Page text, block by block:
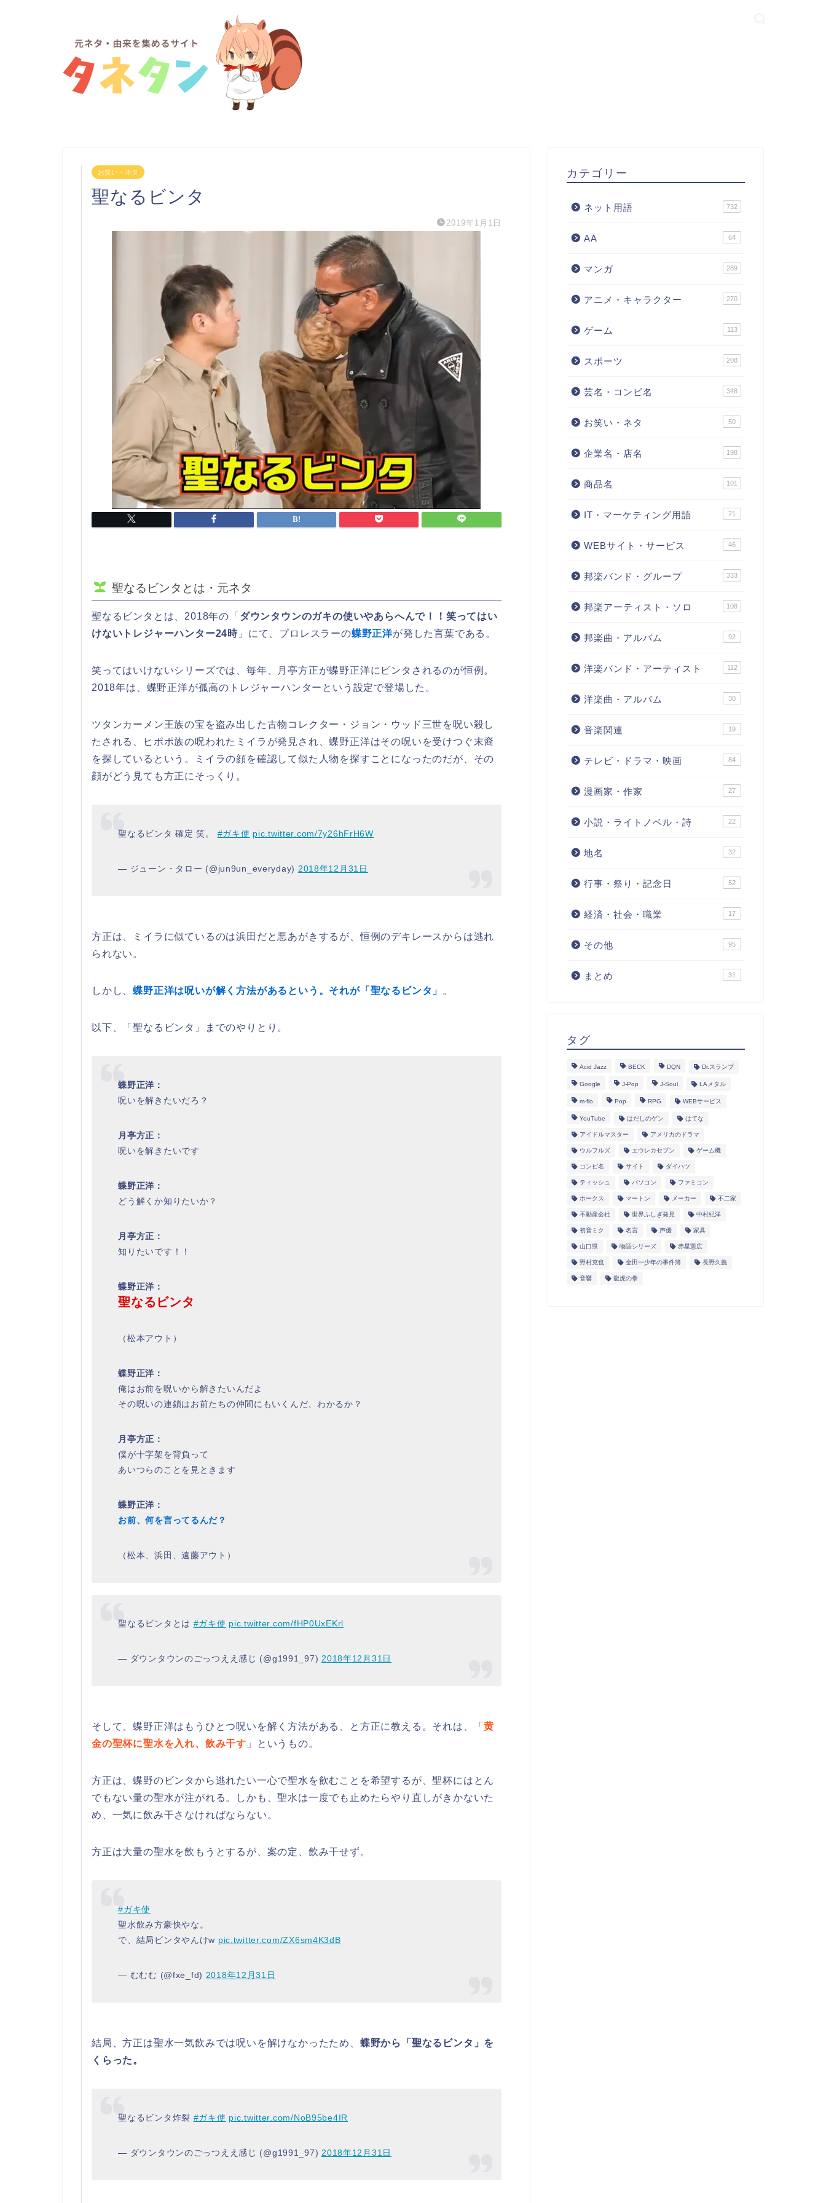
お笑い・ネタ
聖なるビンタ
2019年1月1日
聖なるビンタとは・元ネタ
聖なるビンタとは、2018年の「 ダウンタウンのガキの使いやあらへんで！！笑ってはい
けないトレジャーハンター24時 」にて、プロレスラーの蝶野正洋が発した言葉である。
笑ってはいけないシリーズでは、毎年、月亭方正が蝶野正洋にビンタされるのが恒例。
2018年は、蝶野正洋が孤高のトレジャーハンターという設定で登場した。
ツタンカーメン王族の宝を盗み出した古物コレクター・ジョン・ウッド三世を呪い殺し
たされる、ヒポポ族の呪われたミイラが発見され、蝶野正洋はその呪いを受けつぐ末裔
を探しているという。ミイラの顔を確認して似た人物を探すことになったのだが、その
顔がどう見ても方正にそっくり。
聖なるビンタ 確定 笑。 #ガキ使 pic.twitter.com/7y26hFrH6W
— ジューン・タロー (@jun9un_everyday) 2018年12月31日
方正は、ミイラに似ているのは浜田だと悪あがきするが、恒例のデキレースからは逃れ
られない。
しかし、蝶野正洋は呪いが解く方法があるという。それが「聖なるビンタ」 。
以下、「聖なるビンタ」までのやりとり。
蝶野正洋：
呪いを解きたいだろ？
月亭方正：
呪いを解きたいです
蝶野正洋：
どう解くか知りたいか？
月亭方正：
知りたいです！！
蝶野正洋：
聖なるビンタ
（松本アウト）
蝶野正洋：
俺はお前を呪いから解きたいんだよ
その呪いの連鎖はお前たちの仲間にもいくんだ、わかるか？
月亭方正：
僕が十字架を背負って
あいつらのことを見ときます
蝶野正洋：
お前、何を言ってるんだ？
（松本、浜田、遠藤アウト）
聖なるビンタとは #ガキ使 pic.twitter.com/fHP0UxEKrl
— ダウンタウンのごっつええ感じ (@g1991_97)2018年12月31日
そして、蝶野正洋はもうひとつ呪いを解く方法がある、と方正に教える。それは、「黄
金の聖杯に聖水を入れ、飲み干す 」というもの。
方正は、蝶野のビンタから逃れたい一心で聖水を飲むことを希望するが、聖杯にはとん
でもない量の聖水が注がれる。しかも、聖水は一度でも止めたらやり直しがきかないた
め、一気に飲み干さなければならない。
方正は大量の聖水を飲もうとするが、案の定、飲み干せず。
#ガキ使
聖水飲み方豪快やな。
で、結局ビンタやんけw pic.twitter.com/ZX6sm4K3dB
— むむむ (@fxe_fd) 2018年12月31日
結局、方正は聖水一気飲みでは呪いを解けなかったため、 蝶野から「聖なるビンタ」を
くらった。
聖なるビンタ炸裂 #ガキ使 pic.twitter.com/NoB95be4IR
— ダウンタウンのごっつええ感じ (@g1991_97) 2018年12月31日
カテゴリー
ネット用語 732
AA 64
マンガ 289
アニメ・キャラクター 270
ゲーム 113
スポーツ 208
芸名・コンビ名 348
お笑い・ネタ 50
企業名・店名 198
商品名 101
IT・マーケティング用語 71
WEBサイト・サービス 46
邦楽バンド・グループ 333
邦楽アーティスト・ソロ 108
邦楽曲・アルバム 92
洋楽バンド・アーティスト 112
洋楽曲・アルバム 30
音楽関連 19
テレビ・ドラマ・映画 84
漫画家・作家 27
小説・ライトノベル・詩 22
地名 32
行事・祭り・記念日 52
経済・社会・職業 17
その他 95
まとめ 31
タグ
Acid Jazz BECK DQN Dr.スランプ
Google J-Pop J-Soul LAメタル
m-flo Pop RPG WEBサービス
YouTube はだしのゲン はてな
アイドルマスター アメリカのドラマ
ウルフルズ エウレカセブン ゲーム機
コンピ名 サイト ダイハツ
ティッシュ パソコン ファミコン
ホークス マートン メーカー 不二家
不動産会社 世界ふしぎ発見 中村紀洋
初音ミク 名言 声優 家具
山口県 物語シリーズ 赤星憲広
野村克也 金田一少年の事件簿 長野久義
音響 龍虎の拳